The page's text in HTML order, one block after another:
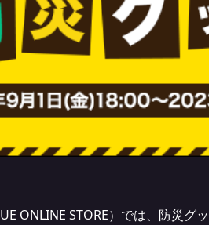
ONLINE STORE）では、防災グ